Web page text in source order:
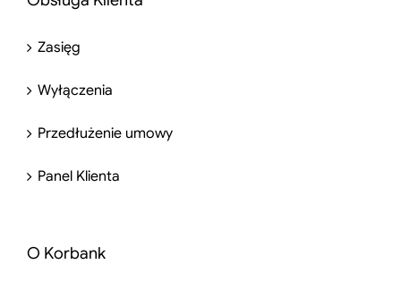
Zasięg
Wyłączenia
Przedłużenie umowy
Panel Klienta
O Korbank